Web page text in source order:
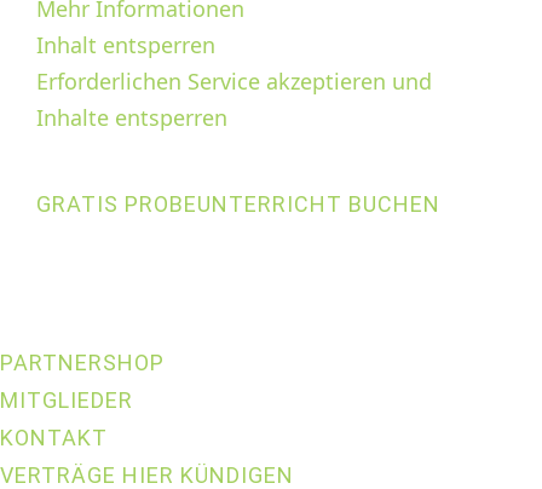
Mehr Informationen
Inhalt entsperren
Erforderlichen Service akzeptieren und
Inhalte entsperren
GRATIS PROBEUNTERRICHT BUCHEN
PARTNERSHOP
MITGLIEDER
KONTAKT
VERTRÄGE HIER KÜNDIGEN